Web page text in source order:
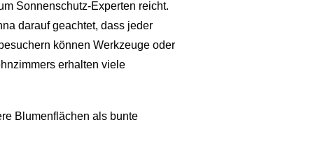
Sonnenschutz-Experten reicht.
darauf geachtet, dass jeder
können Werkzeuge oder
erhalten viele
Blumenflächen als bunte